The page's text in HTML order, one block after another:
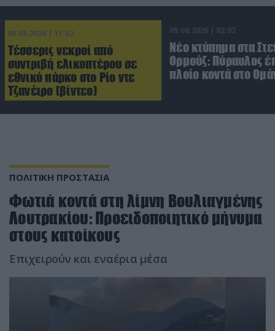
09.08.2026 | 11:02
Τέσσερις νεκροί από
συντριβή ελικοπτέρου σε
εθνικό πάρκο στο Ρίο ντε
Τζανέιρο (βίντεο)
09.08.2026 | 02:02
Νέο κτύπημα στα
Ορμούζ: Πύραυλος
πλοίο κοντά στο
ΠΟΛΙΤΙΚΗ ΠΡΟΣΤΑΣΙΑ
Φωτιά κοντά στη λίμνη Βουλιαγμένης
Λουτρακίου: Προειδοποιητικό μήνυμα
στους κατοίκους
Επιχειρούν και εναέρια μέσα